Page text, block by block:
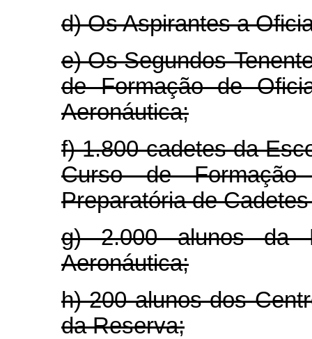
d) Os Aspirantes a
e) Os Segundos-
de Formação de
Aeronáutica;
f) 1.800 cadetes da
Curso de
Preparatória de
g) 2.000 alunos da
Aeronáutica;
h) 200 alunos dos
da Reserva;